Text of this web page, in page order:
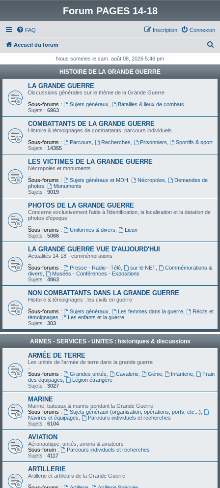
Forum PAGES 14-18
FAQ Connexion
Inscription
Accueil du forum
h
c
Nous sommes le sam. août 08, 2026 5:46 pm
HISTOIRE DE LA GRANDE GUERRE
LA GRANDE GUERRE
Discussions générales sur le thème de la Grande Guerre
Sous-forums :
Sujets généraux
Batailles & lieux de combats
Sujets : 6963
COMBATTANTS DE LA GRANDE GUERRE
Histoire & témoignages de combattants: parcours individuels
Sous-forums :
Parcours Recherches Prisonniers
Sportifs & sport
Sujets : 14355
LES VICTIMES DE LA GRANDE GUERRE
Nécropoles et monuments
Sous-forums :
Sujets généraux et MDH Nécropoles
Demandes de
photos
Monuments
Sujets : 9019
PHOTOS DE LA GRANDE GUERRE
Concerne exclusivement l'aide à l'identification, la localisation et la datation de
photos d'époque
Sous-forums :
Uniformes & divers
Lieux
Sujets : 5066
LA GRANDE GUERRE VUE D'AUJOURD'HUI
Actualités 14-18 - commémorations
Sous-forums :
Presse - Radio - Télé, sur le NET,
Commémorations &
divers
Musées - Conférences - Expositions
Sujets : 4863
NON COMBATTANTS DANS LA GRANDE GUERRE
Histoire & témoignages : les civils en guerre
Sous-forums :
Sujets généraux Les femmes dans la guerre,
Récits et
témoignages
Les enfants et la guerre
Sujets : 303
ARMES - SERVICES - UNITES : historiques & discussions
ARMÉE DE TERRE
Les unités de l'armée de terre dans la grande guerre
-
Sous-forums :
Grandes unités Cavalerie, Génie, Infanterie
Train
des équipages
Légion étrangère
Sujets : 3027
MARINE
Marine, bateaux & marins pendant la Grande Guerre
Sous-forums :
Sujets généraux (organisation, opérations, ports, etc...)
Navires et équipages
Parcours individuels et recherches
Sujets : 6104
AVIATION
Aéronautique, unités, avions & aviateurs
Sous-forum :
Parcours individuels et recherches
Sujets : 4117
ARTILLERIE
Artillerie et artilleurs de la Grande Guerre